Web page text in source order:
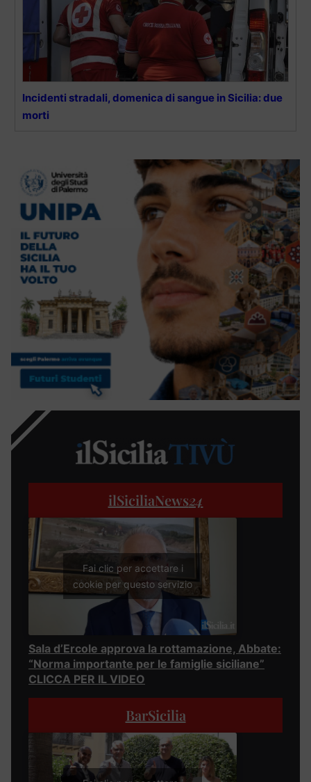
Incidenti stradali, domenica di sangue in Sicilia: due
morti
ilSiciliaNews24
Fai clic per accettare i
cookie per questo servizio
Sala d’Ercole approva la rottamazione, Abbate:
“Norma importante per le famiglie siciliane”
CLICCA PER IL VIDEO
BarSicilia